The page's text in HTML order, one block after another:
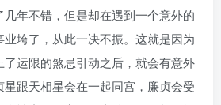
年不错，但是却在遇到一个意外的
垮了，从此一决不振。这就是因为
运限的煞忌引动之后，就会有意外
跟天相星会在一起同宫，廉贞会受